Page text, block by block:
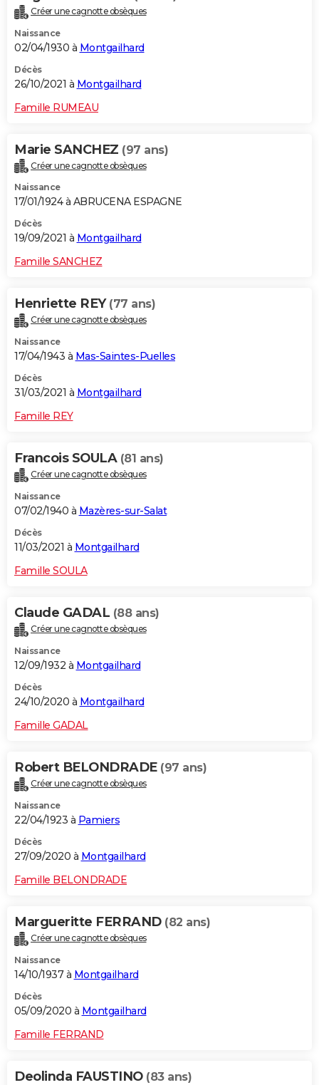
Créer une cagnotte obsèques
Naissance
02/04/1930 à Montgailhard
Décès
26/10/2021 à Montgailhard
Famille RUMEAU
Marie SANCHEZ (97 ans)
Créer une cagnotte obsèques
Naissance
17/01/1924 à ABRUCENA ESPAGNE
Décès
19/09/2021 à Montgailhard
Famille SANCHEZ
Henriette REY (77 ans)
Créer une cagnotte obsèques
Naissance
17/04/1943 à Mas-Saintes-Puelles
Décès
31/03/2021 à Montgailhard
Famille REY
Francois SOULA (81 ans)
Créer une cagnotte obsèques
Naissance
07/02/1940 à Mazères-sur-Salat
Décès
11/03/2021 à Montgailhard
Famille SOULA
Claude GADAL (88 ans)
Créer une cagnotte obsèques
Naissance
12/09/1932 à Montgailhard
Décès
24/10/2020 à Montgailhard
Famille GADAL
Robert BELONDRADE (97 ans)
Créer une cagnotte obsèques
Naissance
22/04/1923 à Pamiers
Décès
27/09/2020 à Montgailhard
Famille BELONDRADE
Margueritte FERRAND (82 ans)
Créer une cagnotte obsèques
Naissance
14/10/1937 à Montgailhard
Décès
05/09/2020 à Montgailhard
Famille FERRAND
Deolinda FAUSTINO (83 ans)